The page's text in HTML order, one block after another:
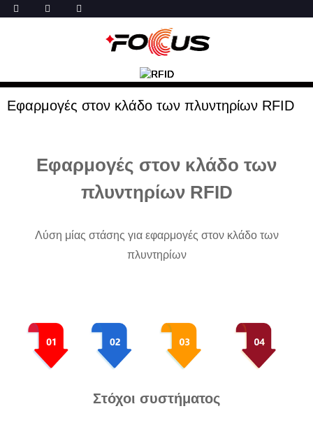
Εφαρμογές στον κλάδο των πλυντηρίων RFID
Εφαρμογές στον κλάδο των
πλυντηρίων RFID
Λύση μίας στάσης για εφαρμογές στον κλάδο των
πλυντηρίων
Στόχοι συστήματος